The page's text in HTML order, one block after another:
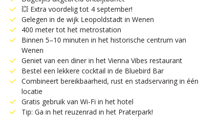
💥 Extra voordelig tot 4 september!
Gelegen in de wijk Leopoldstadt in Wenen
400 meter tot het metrostation
Binnen 5–10 minuten in het historische centrum van
Wenen
Geniet van een diner in het Vienna Vibes restaurant
Bestel een lekkere cocktail in de Bluebird Bar
Combineert bereikbaarheid, rust en stadservaring in één
locatie
Gratis gebruik van Wi-Fi in het hotel
Tip: Ga in het reuzenrad in het Praterpark!